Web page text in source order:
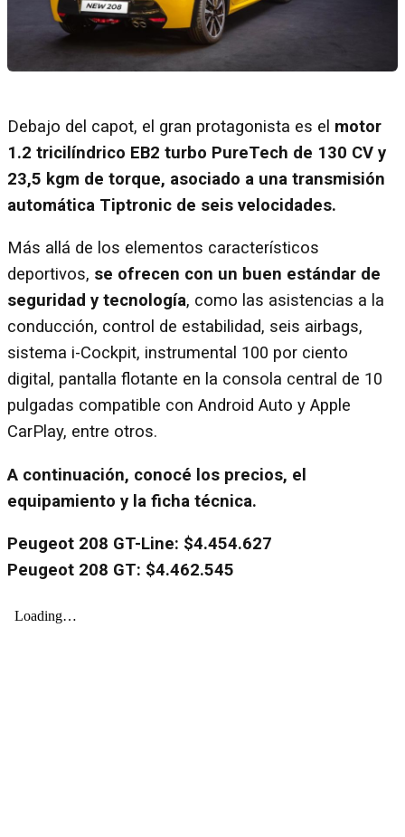
Debajo del capot, el gran protagonista es el motor
1.2 tricilíndrico EB2 turbo PureTech de 130 CV y
23,5 kgm de torque, asociado a una transmisión
automática Tiptronic de seis velocidades.
Más allá de los elementos característicos
deportivos, se ofrecen con un buen estándar de
seguridad y tecnología, como las asistencias a la
conducción, control de estabilidad, seis airbags,
sistema i-Cockpit, instrumental 100 por ciento
digital, pantalla flotante en la consola central de 10
pulgadas compatible con Android Auto y Apple
CarPlay, entre otros.
A continuación, conocé los precios, el
equipamiento y la ficha técnica.
Peugeot 208 GT-Line: $4.454.627
Peugeot 208 GT: $4.462.545